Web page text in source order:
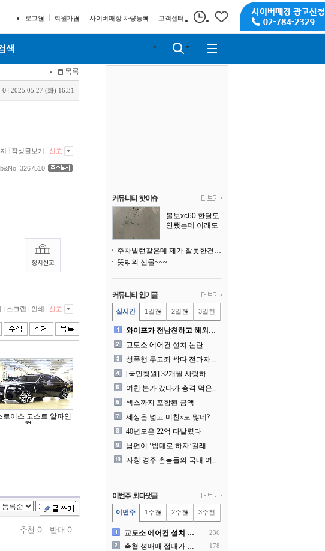
로그인 회원가입 사이버매장 차량등록 고객센터
색
목록
0 2025.05.27 (화) 16:31
작성글보기 신고
스크랩 인쇄 신고
로이스 고스트 알파인
컬..
추천 0 반대 0
볼보xc60 한달도
안됐는데 이래도
주차빌런같은데 제가 잘못한건가요
뜻밖의 선물~~~
실시간 1일전 2일전 3일전
와이프가 전남친하고 해외여행..
교도소 에어컨 설치 논란....
성폭행 무고죄 싹다 전과자 ..
[국민청원] 32개월 사랑하..
여친 본가 갔다가 충격 먹은..
섹스까지 포함된 금액
세상은 넓고 미친x도 많네?
40년모은 22억 다날렸다
남편이 ‘법대로 하자’길래 ..
자칭 경주 촌놈들의 국내 여..
이번주 1주전 2주전 3주전
교도소 에어컨 설치 논란.... 236
축협 성매매 접대가 더 충격.. 178